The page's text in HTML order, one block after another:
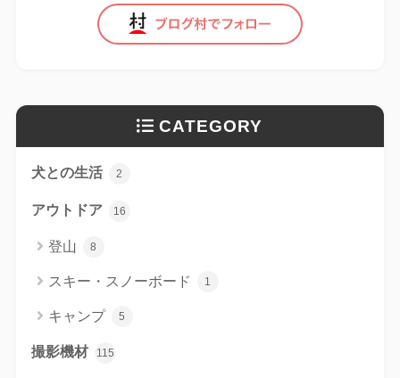
CATEGORY
犬との生活 2
アウトドア 16
登山 8
スキー・スノーボード 1
キャンプ 5
撮影機材 115